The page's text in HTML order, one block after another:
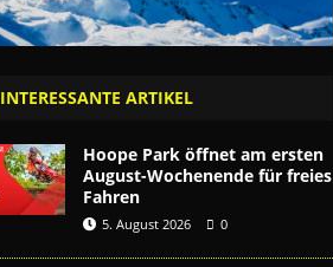
INTERESSANTE ARTIKEL
Hoope Park öffnet am ersten
August-Wochenende für freies
Fahren
5. August 2026 0